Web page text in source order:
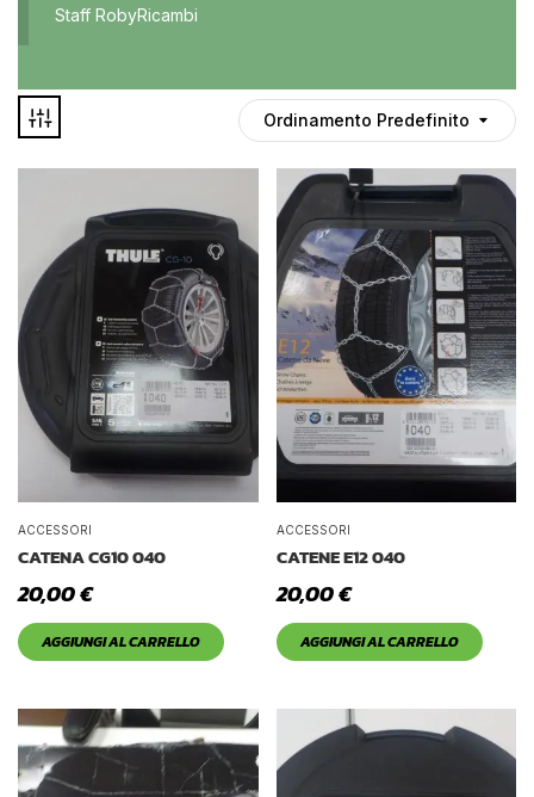
Auto usate
Culla
Maniglie
Noleggio
Parti meccaniche
Ponte
Spray
Deghiacciante
Disponibile
In offerta
Staff RobyRicambi
Ordinamento Predefinito
ACCESSORI
CATENA CG10 040
20,00€
AGGIUNGI AL CARRELLO
ACCESSORI
CATENE E12 040
20,00€
AGGIUNGI AL CARRELLO